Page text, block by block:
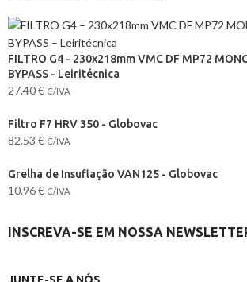
FILTRO G4 - 230x218mm VMC DF MP72
BYPASS - Leiritécnica
27.40€ C/IVA
Filtro F7 HRV 350 - Globovac
82.53 € C/IVA
Grelha de Insuflação VAN125 - Globovac
10.96€ C/IVA
INSCREVA-SE EM NOSSA